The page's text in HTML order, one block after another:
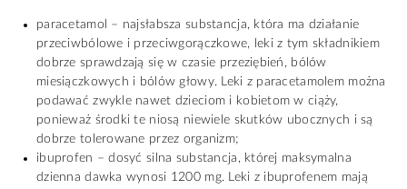
paracetamol – najsłabsza substancja, która ma działanie
przeciwbólowe i przeciwgorączkowe, leki z tym składnikiem
dobrze sprawdzają się w czasie przeziębień, bólów
miesiączkowych i bólów głowy. Leki z paracetamolem można
podawać zwykle nawet dzieciom i kobietom w ciąży,
ponieważ środki te niosą niewiele skutków ubocznych i są
dobrze tolerowane przez organizm;
ibuprofen – dosyć silna substancja, której maksymalna
dzienna dawka wynosi 1200 mg. Leki z ibuprofenem mają